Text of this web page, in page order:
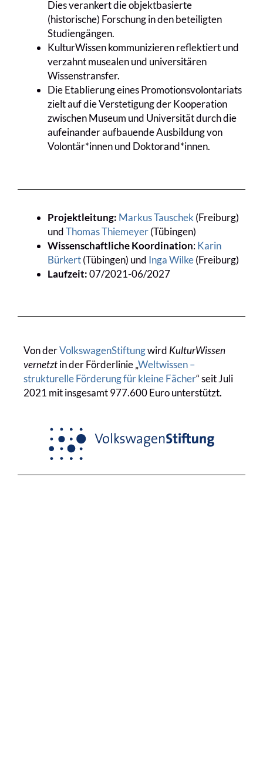
Dies verankert die objektbasierte
(historische) Forschung in den beteiligten
Studiengängen.
KulturWissen kommunizieren reflektiert und
verzahnt musealen und universitären
Wissenstransfer.
Die Etablierung eines Promotionsvolontariats
zielt auf die Verstetigung der Kooperation
zwischen Museum und Universität durch die
aufeinander aufbauende Ausbildung von
Volontär*innen und Doktorand*innen.
Projektleitung: Markus Tauschek (Freiburg)
undThomas Thiemeyer(Tübingen)
Wissenschaftliche Koordination:Karin
Bürkert(Tübingen) und Inga Wilke(Freiburg)
Laufzeit:07/2021-06/2027
Von derVolkswagenStiftungwird KulturWissen
vernetztin der Förderlinie „Weltwissen –
strukturelle Förderung für kleine Fächer“ seit Juli
2021 mit insgesamt 977.600 Euro unterstützt.